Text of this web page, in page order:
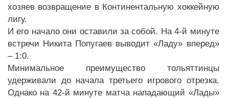
хозяев возвращение в Континентальную хоккейную
лигу.
И его начало они оставили за собой. На 4-й минуте
встречи Никита Попугаев выводит «Ладу» вперед»
– 1:0.
Минимальное преимущество тольяттинцы
удерживали до начала третьего игрового отрезка.
Однако на 42-й минуте матча нападающий «Лады»